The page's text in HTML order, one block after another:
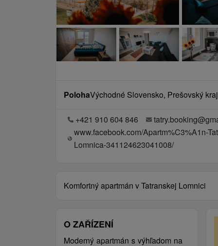
PolohaVýchodné Slovensko, Prešovský
+421 910 604 846
www.facebook.com/Apartm%C3%A1n-
Lomnica-341124623041008/
Komfortný apartmán v Tatranskej Lomnici
O ZAŘÍZENÍ
Moderný apartmán s výhľadom na